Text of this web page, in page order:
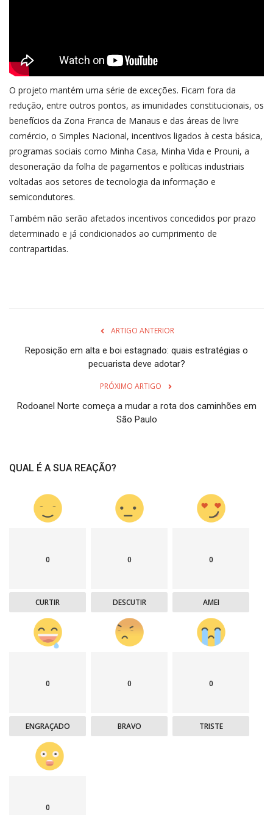
O projeto mantém uma série de exceções. Ficam fora da
redução, entre outros pontos, as imunidades constitucionais, os
benefícios da Zona Franca de Manaus e das áreas de livre
comércio, o Simples Nacional, incentivos ligados à cesta básica,
programas sociais como Minha Casa, Minha Vida e Prouni, a
desoneração da folha de pagamentos e políticas industriais
voltadas aos setores de tecnologia da informação e
semicondutores.
Também não serão afetados incentivos concedidos por prazo
determinado e já condicionados ao cumprimento de
contrapartidas.
ARTIGO ANTERIOR
Reposição em alta e boi estagnado: quais estratégias o
pecuarista deve adotar?
PRÓXIMO ARTIGO
Rodoanel Norte começa a mudar a rota dos caminhões em
São Paulo
QUAL É A SUA REAÇÃO?
0
CURTIR
0
DESCUTIR
0
AMEI
0
ENGRAÇADO
0
BRAVO
0
TRISTE
0